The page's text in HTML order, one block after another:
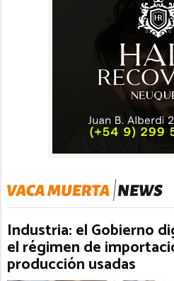
Industria: el Gobierno
el régimen de
producción usadas